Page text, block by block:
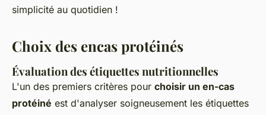
simplicité au quotidien !
Choix des encas protéinés
Évaluation des étiquettes nutritionnelles
L'un des premiers critères pour choisir un en-cas
protéiné est d'analyser soigneusement les étiquettes